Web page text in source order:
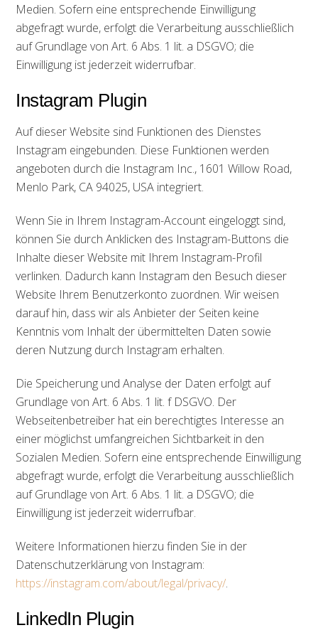
Medien. Sofern eine entsprechende Einwilligung
abgefragt wurde, erfolgt die Verarbeitung ausschließlich
auf Grundlage von Art. 6 Abs. 1 lit. a DSGVO; die
Einwilligung ist jederzeit widerrufbar.
Instagram Plugin
Auf dieser Website sind Funktionen des Dienstes
Instagram eingebunden. Diese Funktionen werden
angeboten durch die Instagram Inc., 1601 Willow Road,
Menlo Park, CA 94025, USA integriert.
Wenn Sie in Ihrem Instagram-Account eingeloggt sind,
können Sie durch Anklicken des Instagram-Buttons die
Inhalte dieser Website mit Ihrem Instagram-Profil
verlinken. Dadurch kann Instagram den Besuch dieser
Website Ihrem Benutzerkonto zuordnen. Wir weisen
darauf hin, dass wir als Anbieter der Seiten keine
Kenntnis vom Inhalt der übermittelten Daten sowie
deren Nutzung durch Instagram erhalten.
Die Speicherung und Analyse der Daten erfolgt auf
Grundlage von Art. 6 Abs. 1 lit. f DSGVO. Der
Webseitenbetreiber hat ein berechtigtes Interesse an
einer möglichst umfangreichen Sichtbarkeit in den
Sozialen Medien. Sofern eine entsprechende Einwilligung
abgefragt wurde, erfolgt die Verarbeitung ausschließlich
auf Grundlage von Art. 6 Abs. 1 lit. a DSGVO; die
Einwilligung ist jederzeit widerrufbar.
Weitere Informationen hierzu finden Sie in der
Datenschutzerklärung von Instagram:
https://instagram.com/about/legal/privacy/.
LinkedIn Plugin